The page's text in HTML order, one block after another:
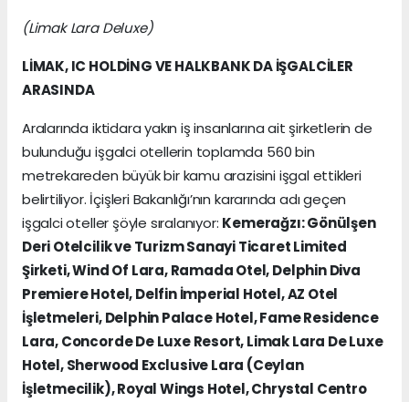
(Limak Lara Deluxe)
LİMAK, IC HOLDİNG VE HALKBANK DA İŞGALCİLER
ARASINDA
Aralarında iktidara yakın iş insanlarına ait şirketlerin de
bulunduğu işgalci otellerin toplamda 560 bin
metrekareden büyük bir kamu arazisini işgal ettikleri
belirtiliyor. İçişleri Bakanlığı’nın kararında adı geçen
işgalci oteller şöyle sıralanıyor: Kemerağzı: Gönülşen
Deri Otelcilik ve Turizm Sanayi Ticaret Limited
Şirketi, Wind Of Lara, Ramada Otel, Delphin Diva
Premiere Hotel, Delfin İmperial Hotel, AZ Otel
İşletmeleri, Delphin Palace Hotel, Fame Residence
Lara, Concorde De Luxe Resort, Limak Lara De Luxe
Hotel, Sherwood Exclusive Lara (Ceylan
İşletmecilik), Royal Wings Hotel, Chrystal Centro